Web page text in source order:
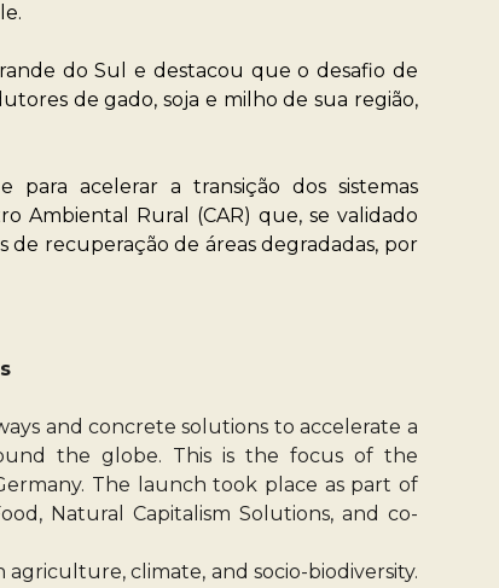
do Sul e destacou que o desafio de
de gado, soja e milho de sua região,
para acelerar a transição dos sistemas
Ambiental Rural (CAR) que, se validado
de recuperação de áreas degradadas, por
and concrete solutions to accelerate a
the globe. This is the focus of the
The launch took place as part of
Natural Capitalism Solutions, and co-
climate, and socio-biodiversity.